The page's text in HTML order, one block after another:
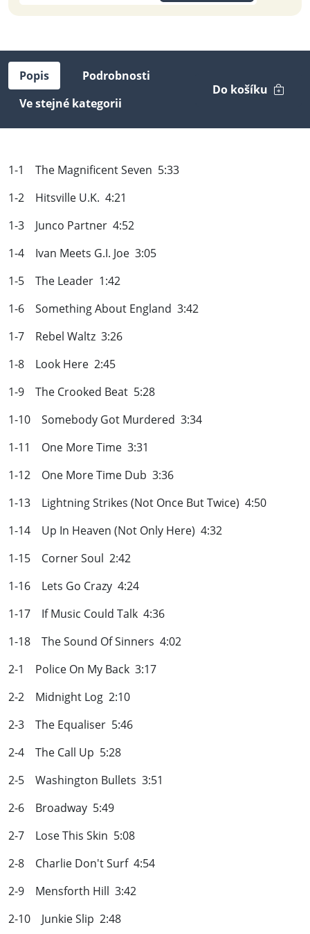
Popis
Podrobnosti
Ve stejné kategorii
Do košíku
1-1 The Magnificent Seven 5:33
1-2 Hitsville U.K. 4:21
1-3 Junco Partner 4:52
1-4 Ivan Meets G.I. Joe 3:05
1-5 The Leader 1:42
1-6 Something About England 3:42
1-7 Rebel Waltz 3:26
1-8 Look Here 2:45
1-9 The Crooked Beat 5:28
1-10 Somebody Got Murdered 3:34
1-11 One More Time 3:31
1-12 One More Time Dub 3:36
1-13 Lightning Strikes (Not Once But Twice) 4:50
1-14 Up In Heaven (Not Only Here) 4:32
1-15 Corner Soul 2:42
1-16 Lets Go Crazy 4:24
1-17 If Music Could Talk 4:36
1-18 The Sound Of Sinners 4:02
2-1 Police On My Back 3:17
2-2 Midnight Log 2:10
2-3 The Equaliser 5:46
2-4 The Call Up 5:28
2-5 Washington Bullets 3:51
2-6 Broadway 5:49
2-7 Lose This Skin 5:08
2-8 Charlie Don't Surf 4:54
2-9 Mensforth Hill 3:42
2-10 Junkie Slip 2:48